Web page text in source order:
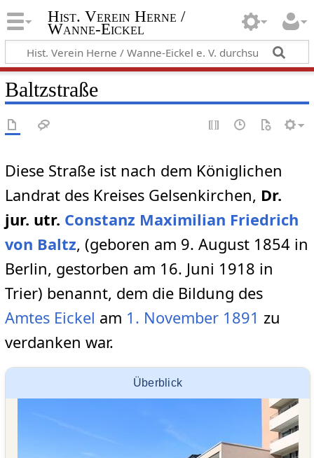
Hist. Verein Herne /
Wanne-Eickel
Baltzstraße
Diese Straße ist nach dem Königlichen
Landrat des Kreises Gelsenkirchen, Dr.
jur. utr. Constanz Maximilian Friedrich
von Baltz, (geboren am 9. August 1854 in
Berlin, gestorben am 16. Juni 1918 in
Trier) benannt, dem die Bildung des
Amtes Eickel am 1. November 1891 zu
verdanken war.
Überblick